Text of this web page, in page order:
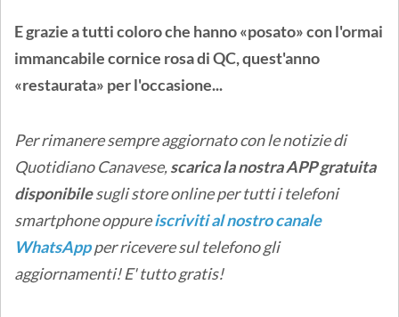
E grazie a tutti coloro che hanno «posato» con l'ormai
immancabile cornice rosa di QC, quest'anno
«restaurata» per l'occasione...
Per rimanere sempre aggiornato con le notizie di
Quotidiano Canavese,scarica la nostra APP gratuita
disponibilesugli store onlineper tutti i telefoni
smartphone oppureiscriviti al nostro canale
WhatsAppper ricevere sul telefono gli
aggiornamenti! E' tutto gratis!